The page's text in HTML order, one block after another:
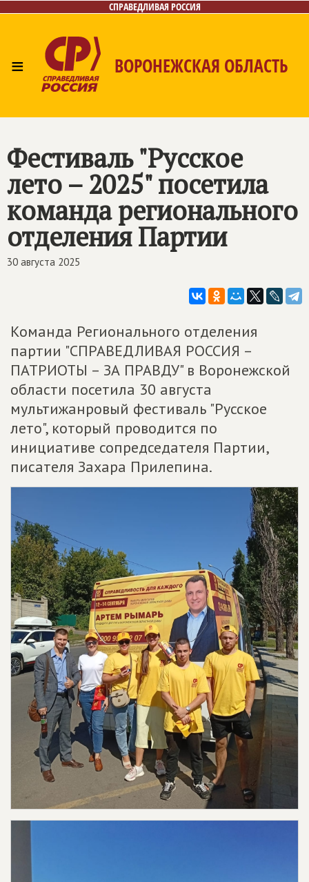
СПРАВЕДЛИВАЯ РОССИЯ
≡ ВОРОНЕЖСКАЯ ОБЛАСТЬ
Контакты
Фестиваль "Русское
лето – 2025" посетила
команда регионального
отделения Партии
30 августа 2025
Команда Регионального отделения
партии "СПРАВЕДЛИВАЯ РОССИЯ –
ПАТРИОТЫ – ЗА ПРАВДУ" в Воронежской
области посетила 30 августа
мультижанровый фестиваль "Русское
лето", который проводится по
инициативе сопредседателя Партии,
писателя Захара Прилепина.